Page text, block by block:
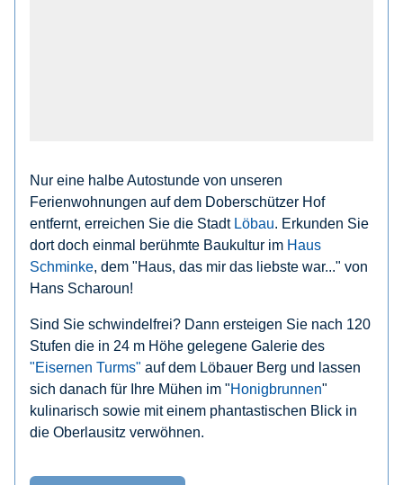
Nur eine halbe Autostunde von unseren
Ferienwohnungen auf dem Doberschützer Hof
entfernt, erreichen Sie die Stadt Löbau. Erkunden Sie
dort doch einmal berühmte Baukultur im Haus
Schminke, dem "Haus, das mir das liebste war..." von
Hans Scharoun!
Sind Sie schwindelfrei? Dann ersteigen Sie nach 120
Stufen die in 24 m Höhe gelegene Galerie des
"Eisernen Turms" auf dem Löbauer Berg und lassen
sich danach für Ihre Mühen im "Honigbrunnen"
kulinarisch sowie mit einem phantastischen Blick in
die Oberlausitz verwöhnen.